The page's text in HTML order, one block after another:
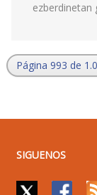
ezberdinetan
Página 993 de
SIGUENOS